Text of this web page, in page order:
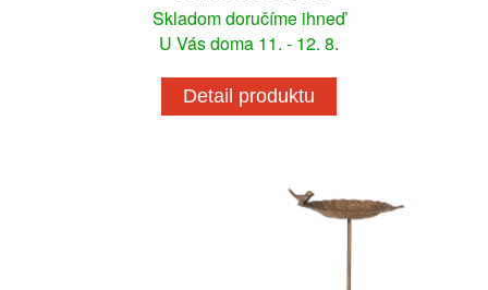
Skladom doručíme ihneď
U Vás doma 11. - 12. 8.
Detail produktu